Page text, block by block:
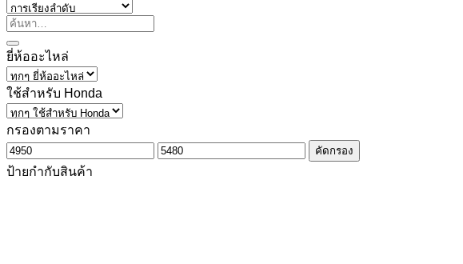
ยี่ห้ออะไหล่
ใช้สำหรับ Honda
กรองตามราคา
ราคา
ต่ำ
ราคา
คัดกรอง
ป้ายกำกับสินค้า